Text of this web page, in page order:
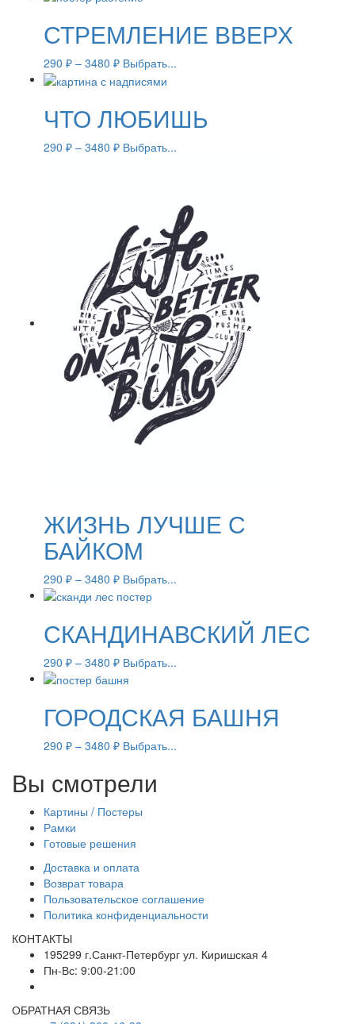
СТРЕМЛЕНИЕ ВВЕРХ
290 ₽ – 3480 ₽ Выбрать...
ЧТО ЛЮБИШЬ
290 ₽ – 3480 ₽ Выбрать...
ЖИЗНЬ ЛУЧШЕ С
БАЙКОМ
290 ₽ – 3480 ₽ Выбрать...
СКАНДИНАВСКИЙ ЛЕС
290 ₽ – 3480 ₽ Выбрать...
ГОРОДСКАЯ БАШНЯ
290 ₽ – 3480 ₽ Выбрать...
Вы смотрели
Картины / Постеры
Рамки
Готовые решения
Доставка и оплата
Возврат товара
Пользовательское соглашение
Политика конфиденциальности
КОНТАКТЫ
195299 г.Санкт-Петербург ул. Киришская 4
Пн-Вс: 9:00-21:00
ОБРАТНАЯ СВЯЗЬ